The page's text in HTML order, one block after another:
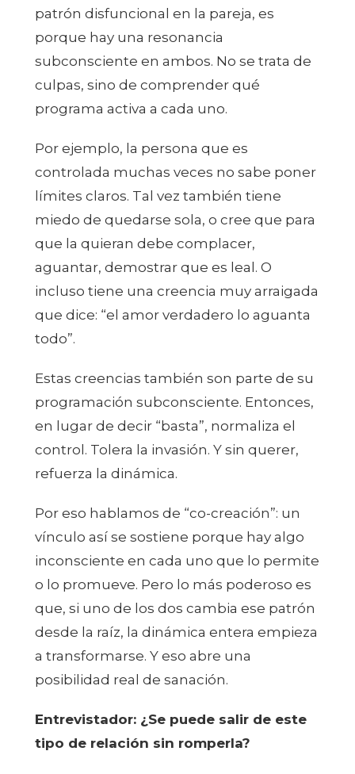
patrón disfuncional en la pareja, es
porque hay una resonancia
subconsciente en ambos. No se trata de
culpas, sino de comprender qué
programa activa a cada uno.
Por ejemplo, la persona que es
controlada muchas veces no sabe poner
límites claros. Tal vez también tiene
miedo de quedarse sola, o cree que para
que la quieran debe complacer,
aguantar, demostrar que es leal. O
incluso tiene una creencia muy arraigada
que dice: “el amor verdadero lo aguanta
todo”.
Estas creencias también son parte de su
programación subconsciente. Entonces,
en lugar de decir “basta”, normaliza el
control. Tolera la invasión. Y sin querer,
refuerza la dinámica.
Por eso hablamos de “co-creación”: un
vínculo así se sostiene porque hay algo
inconsciente en cada uno que lo permite
o lo promueve. Pero lo más poderoso es
que, si uno de los dos cambia ese patrón
desde la raíz, la dinámica entera empieza
a transformarse. Y eso abre una
posibilidad real de sanación.
Entrevistador: ¿Se puede salir de este
tipo de relación sin romperla?